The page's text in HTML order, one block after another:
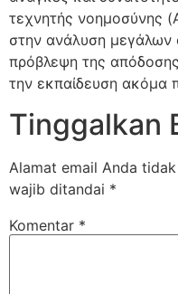
τεχνητής νοημοσύνης
στην ανάλυση
πρόβλεψη της
την εκπαίδευση ακόμα
Tinggalkan
Alamat email Anda
wajib ditandai *
Komentar *